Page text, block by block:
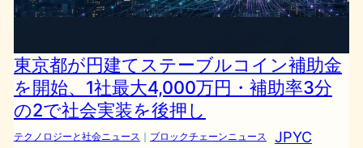
東京都が円建てステーブルコイン補助金
を開始、1社最大4,000万円・補助率3分
の2で社会実装を後押し
テクノロジーと社会ニュース ｜ ブロックチェーンニュース JPYC